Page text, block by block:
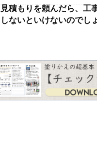
見積もりを頼んだら、工
しないといけないのでし